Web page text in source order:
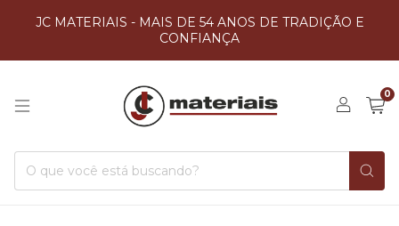
JC MATERIAIS - MAIS DE 54 ANOS DE TRADIÇÃO E
CONFIANÇA
0